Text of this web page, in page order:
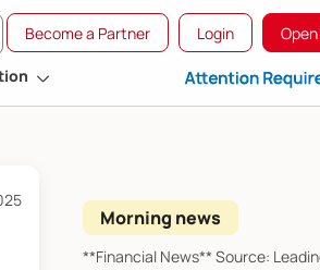
Become a Partner Login
Morning news
**Financial News** Source: